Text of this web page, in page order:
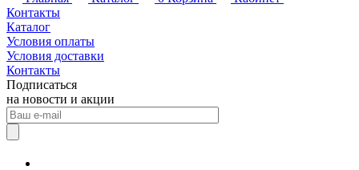
Контакты
Каталог
Условия оплаты
Условия доставки
Контакты
Подписаться
на новости и акции